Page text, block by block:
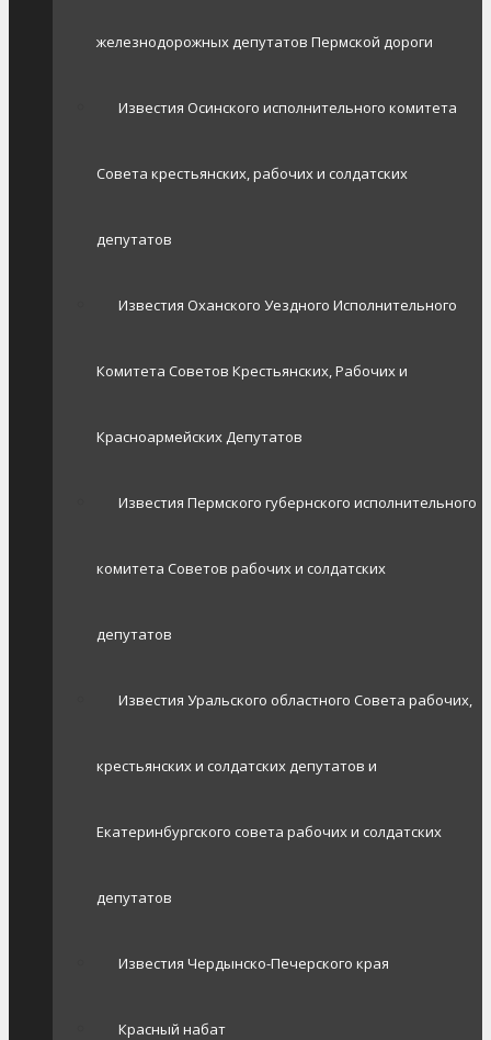
железнодорожных депутатов Пермской дороги
Известия Осинского исполнительного комитета
Совета крестьянских, рабочих и солдатских
депутатов
Известия Оханского Уездного Исполнительного
Комитета Советов Крестьянских, Рабочих и
Красноармейских Депутатов
Известия Пермского губернского исполнительного
комитета Советов рабочих и солдатских
депутатов
Известия Уральского областного Совета рабочих,
крестьянских и солдатских депутатов и
Екатеринбургского совета рабочих и солдатских
депутатов
Известия Чердынско-Печерского края
Красный набат